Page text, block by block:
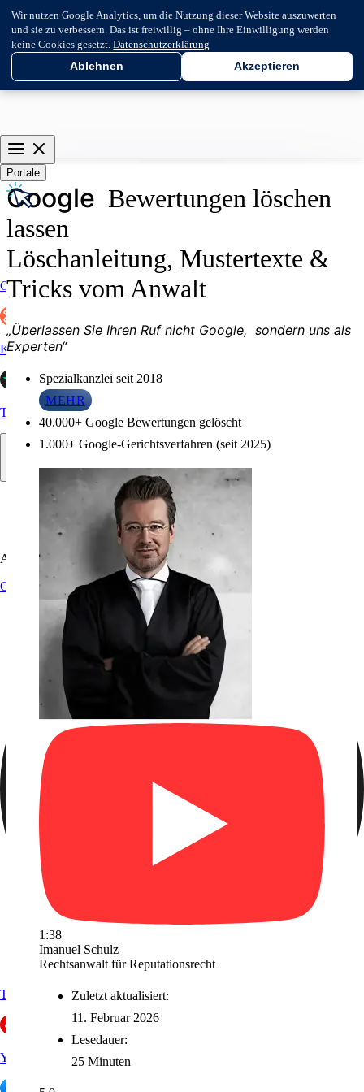
Wir nutzen Google Analytics, um die Nutzung dieser Website auszuwerten
und sie zu verbessern. Das ist freiwillig – ohne Ihre Einwilligung werden
keine Cookies gesetzt.Datenschutzerklärung
Ablehnen Akzeptieren
Portale
Google
Kununu
Trustpilot
Allgemein
Google
Trustpilot
Yelp
Google Bewertungen löschen
lassen
Löschanleitung, Mustertexte &
Tricks vom Anwalt
„Überlassen Sie Ihren Ruf nicht Google, sondern uns als
Experten“
Spezialkanzlei seit 2018
MEHR Infos zu Referenzen
40.000+ Google Bewertungen gelöscht
1.000+ Google-Gerichtsverfahren (seit 2025)
1:38
Imanuel Schulz
Rechtsanwalt für Reputationsrecht
Zuletzt aktualisiert:
11. Februar 2026
Lesedauer:
25 Minuten